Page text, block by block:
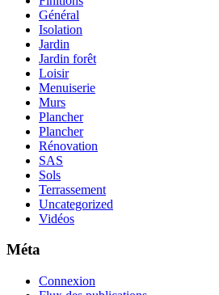
Général
Isolation
Jardin
Jardin forêt
Loisir
Menuiserie
Murs
Plancher
Plancher
Rénovation
SAS
Sols
Terrassement
Uncategorized
Vidéos
Méta
Connexion